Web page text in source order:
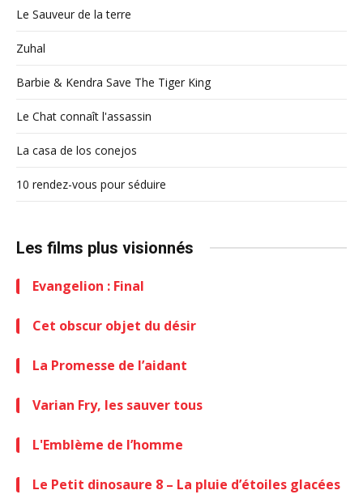
Le Sauveur de la terre
Zuhal
Barbie & Kendra Save The Tiger King
Le Chat connaît l'assassin
La casa de los conejos
10 rendez-vous pour séduire
Les films plus visionnés
Evangelion : Final
Cet obscur objet du désir
La Promesse de l’aidant
Varian Fry, les sauver tous
L'Emblème de l’homme
Le Petit dinosaure 8 – La pluie d’étoiles glacées